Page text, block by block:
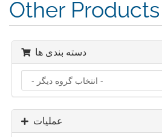
Other Products
دسته بندی ها
عملیات